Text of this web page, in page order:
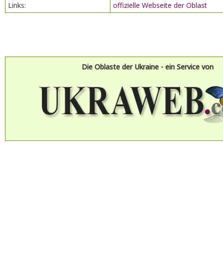
Links: offizielle Webseite der Oblast
Die Oblaste der Ukraine - ein Service von